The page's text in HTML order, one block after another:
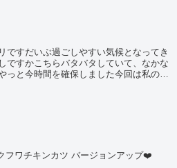
ですだいぶ過ごしやすい気候となってき
ですかこちらバタバタしていて、なかな
と今時間を確保しました今回は私の好
フワチキンカツ バージョンアップ❤️